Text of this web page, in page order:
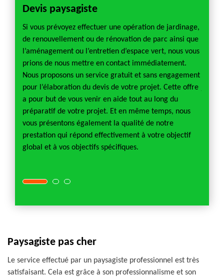
Devis paysagiste
Si vous prévoyez effectuer une opération de jardinage,
de renouvellement ou de rénovation de parc ainsi que
l’aménagement ou l’entretien d’espace vert, nous vous
prions de nous mettre en contact immédiatement.
Nous proposons un service gratuit et sans engagement
pour l’élaboration du devis de votre projet. Cette offre
a pour but de vous venir en aide tout au long du
préparatif de votre projet. Et en même temps, nous
vous présentons également la qualité de notre
prestation qui répond effectivement à votre objectif
global et à vos objectifs spécifiques.
Paysagiste pas cher
Le service effectué par un paysagiste professionnel est très
satisfaisant. Cela est grâce à son professionnalisme et son